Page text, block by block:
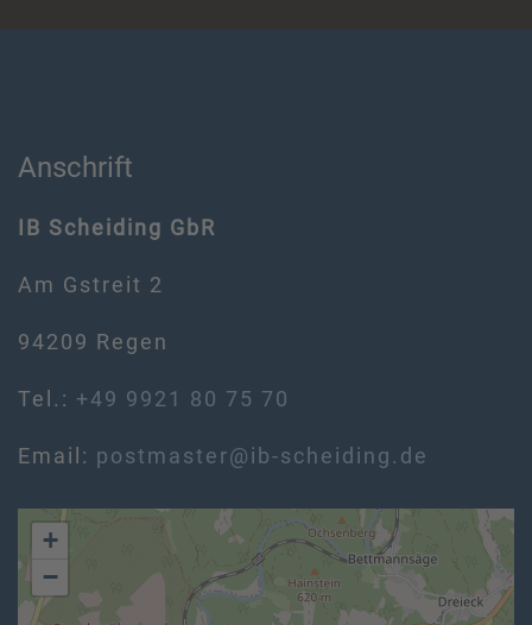
Anschrift
IB Scheiding GbR
Am Gstreit 2
94209 Regen
Tel.: +49 9921 80 75 70
Email: postmaster@ib-scheiding.de
+
−